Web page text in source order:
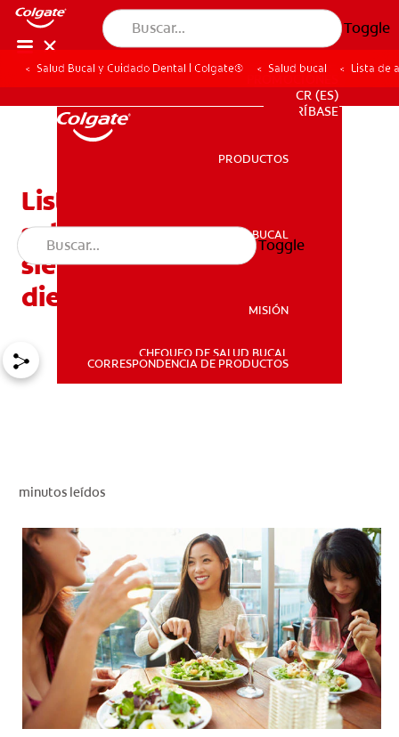
Toggle
SALUD BUCAL
CR (ES)
SUSCRÍBASE
CR (ES)
SUSCRÍBASE
PRODUCTOS
SALUD BUCAL
MISIÓN
CHEQUEO DE SALUD BUCAL
CORRESPONDENCIA DE PRODUCTOS
Toggle
Salud Bucal y Cuidado Dental | Colgate® Salud bucal Lista de
Lista de alimentos
saludables: Los mejores
siete alimentos para sus
dientes
minutos leídos